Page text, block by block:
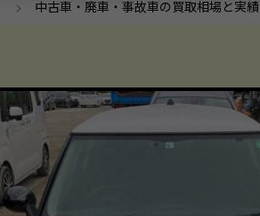
> 中古車・廃車・事故車の買取相場と実績